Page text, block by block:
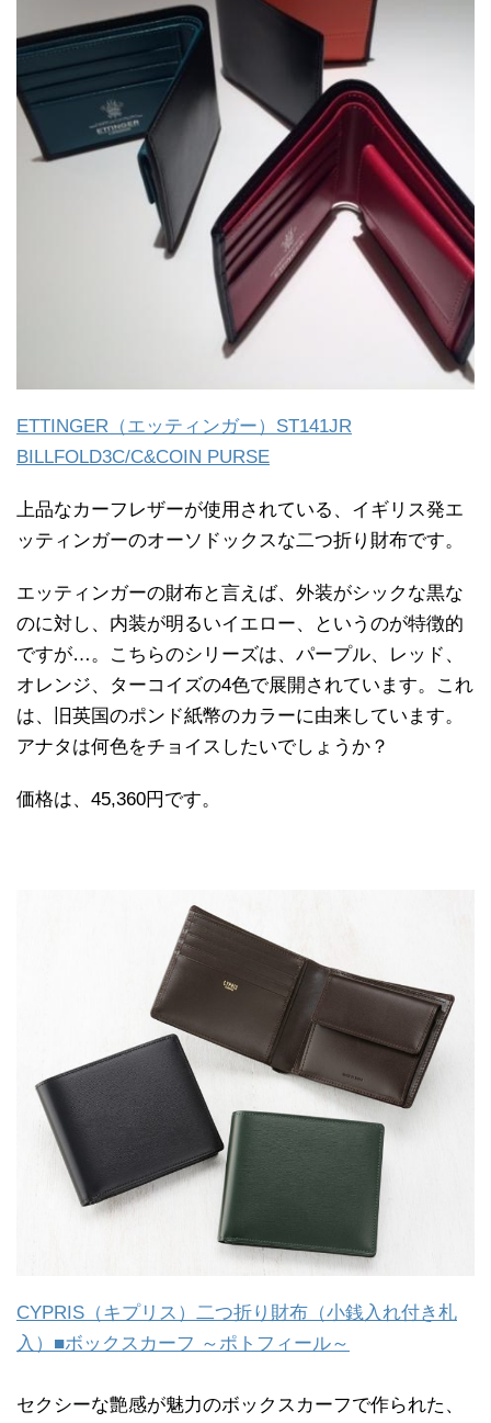
ETTINGER（エッティンガー）ST141JR
BILLFOLD3C/C&COIN PURSE
上品なカーフレザーが使用されている、イギリス発エ
ッティンガーのオーソドックスな二つ折り財布です。
エッティンガーの財布と言えば、外装がシックな黒な
のに対し、内装が明るいイエロー、というのが特徴的
ですが…。こちらのシリーズは、パープル、レッド、
オレンジ、ターコイズの4色で展開されています。これ
は、旧英国のポンド紙幣のカラーに由来しています。
アナタは何色をチョイスしたいでしょうか？
価格は、45,360円です。
CYPRIS（キプリス）二つ折り財布（小銭入れ付き札
入）■ボックスカーフ ～ポトフィール～
セクシーな艶感が魅力のボックスカーフで作られた、